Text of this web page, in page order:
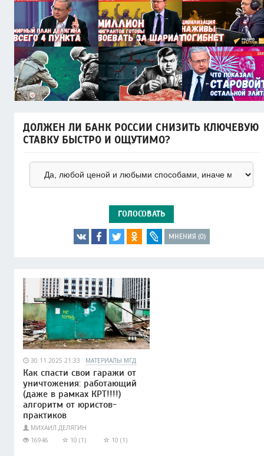
ДОЛЖЕН ЛИ БАНК РОССИИ СНИЗИТЬ КЛЮЧЕВУЮ
СТАВКУ БЫСТРО И ОЩУТИМО?
ГОЛОСОВАТЬ
МНЕНИЯ (0)
30.11.2025 21:33 МАТЕРИАЛЫ МГД
Как спасти свои гаражи от
уничтожения: работающий
(даже в рамках КРТ!!!!)
алгоритм от юристов-
практиков
МИХАИЛ ДЕЛЯГИН
16946
10 (1) 10 (1)